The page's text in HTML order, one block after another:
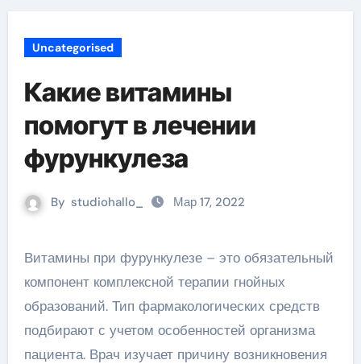
Uncategorised
Какие витамины
помогут в лечении
фурункулеза
By studiohallo_ Мар 17, 2022
Витамины при фурункулезе – это обязательный
компонент комплексной терапии гнойных
образований. Тип фармакологических средств
подбирают с учетом особенностей организма
пациента. Врач изучает причину возникновения